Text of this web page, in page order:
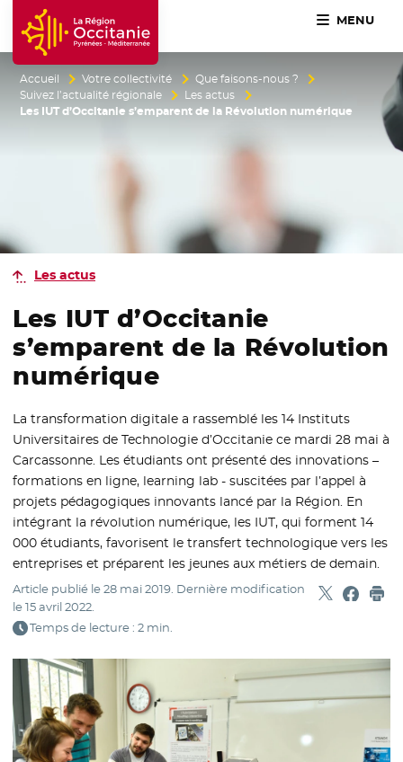
Accueil Région Occitanie / Pyrénées-Méditerranée
MENU
Accueil Votre collectivité
Que faisons-nous ?
Suivez l’actualité régionale
Les actus
Les IUT d’Occitanie s’emparent de la Révolution numérique
Les actus
Les IUT d’Occitanie
s’emparent de la Révolution
numérique
La transformation digitale a rassemblé les 14 Instituts
Universitaires de Technologie d’Occitanie ce mardi 28 mai à
Carcassonne. Les étudiants ont présenté des innovations –
formations en ligne, learning lab - suscitées par l’appel à
projets pédagogiques innovants lancé par la Région. En
intégrant la révolution numérique, les IUT, qui forment 14
000 étudiants, favorisent le transfert technologique vers les
entreprises et préparent les jeunes aux métiers de demain.
Article publié le28 mai 2019. Dernière modification
le15 avril 2022.
Temps de lecture : 2 min.
Partager
- Nouvelle
-